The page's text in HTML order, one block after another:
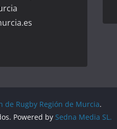
de Rugby Región de Murcia.
Powered by Sedna Media SL.